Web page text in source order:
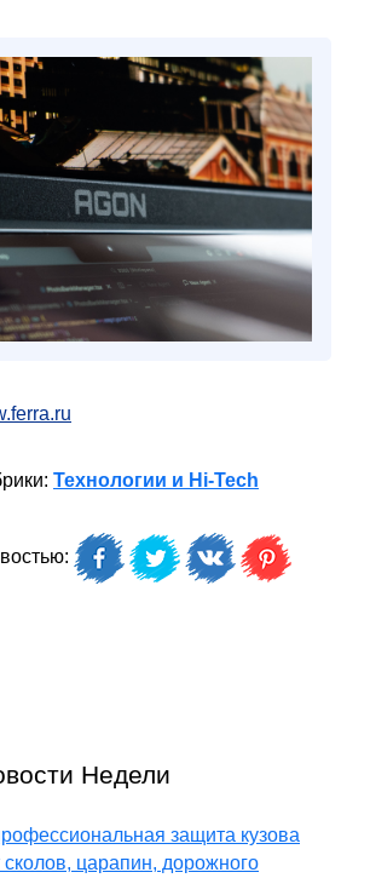
Технологии и Hi-Tech
Недели
защита кузова
царапин, дорожного